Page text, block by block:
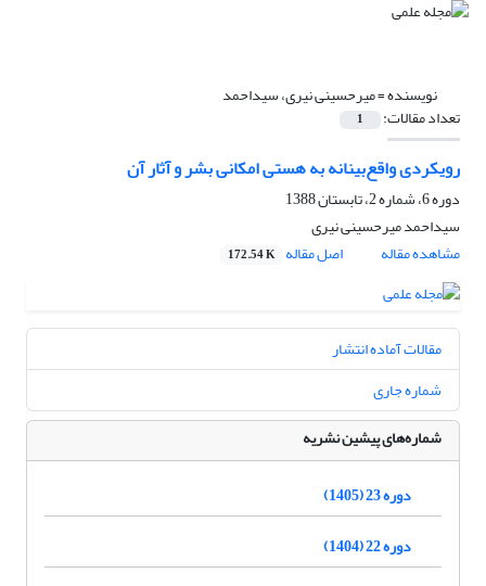
نویسنده =میرحسینی نیری، سیداحمد
تعداد مقالات: 1
رویکردی واقع‌بینانه به هستی امکانی بشر و آثار آن
دوره 6، شماره 2، تابستان 1388
سیداحمد میرحسینی نیری
مشاهده مقاله
اصل مقاله 172.54 K
مقالات آماده انتشار
شماره جاری
شماره‌های پیشین نشریه
دوره 23 (1405)
دوره 22 (1404)